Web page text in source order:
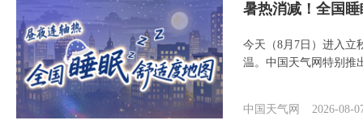
暑热消减！全国
今天（8月7日）进入立
温。中国天气网特别推
中国天气网 2026-08-